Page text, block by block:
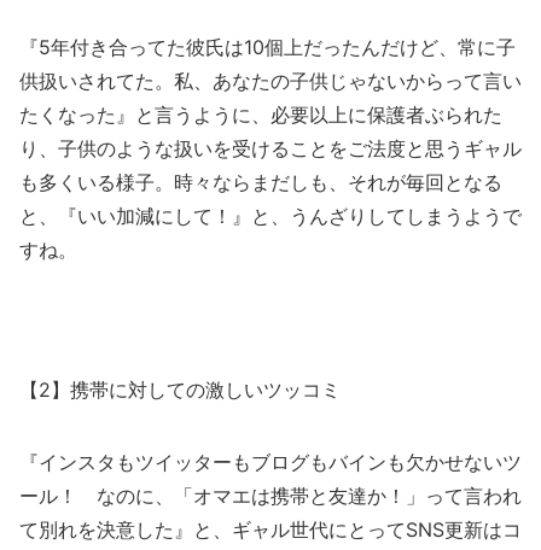
『5年付き合ってた彼氏は10個上だったんだけど、常に子
供扱いされてた。私、あなたの子供じゃないからって言い
たくなった』と言うように、必要以上に保護者ぶられた
り、子供のような扱いを受けることをご法度と思うギャル
も多くいる様子。時々ならまだしも、それが毎回となる
と、『いい加減にして！』と、うんざりしてしまうようで
すね。
【2】携帯に対しての激しいツッコミ
『インスタもツイッターもブログもバインも欠かせないツ
ール！ なのに、「オマエは携帯と友達か！」って言われ
て別れを決意した』と、ギャル世代にとってSNS更新はコ